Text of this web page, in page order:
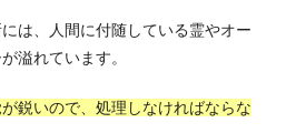
は、人間に付随している霊やオー
溢れています。
鋭いので、処理しなければならな